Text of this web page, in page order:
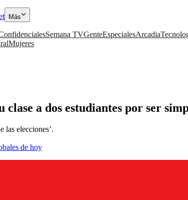
Más
Semana TVGenteEspecialesArcadia
Mujeres
a dos estudiantes por ser
las elecciones’.
de hoy